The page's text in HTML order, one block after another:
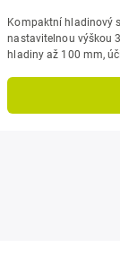
Kompaktní hladinový
nastavitelnou výškou 32–80 cm.
hladiny až 100 mm,